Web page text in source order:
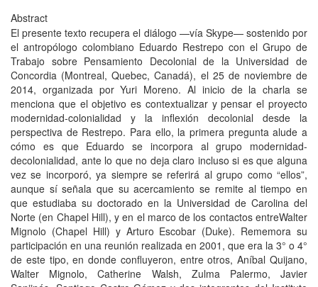
Abstract
El presente texto recupera el diálogo —vía Skype— sostenido por
el antropólogo colombiano Eduardo Restrepo con el Grupo de
Trabajo sobre Pensamiento Decolonial de la Universidad de
Concordia (Montreal, Quebec, Canadá), el 25 de noviembre de
2014, organizada por Yuri Moreno. Al inicio de la charla se
menciona que el objetivo es contextualizar y pensar el proyecto
modernidad-colonialidad y la inflexión decolonial desde la
perspectiva de Restrepo. Para ello, la primera pregunta alude a
cómo es que Eduardo se incorpora al grupo modernidad-
decolonialidad, ante lo que no deja claro incluso si es que alguna
vez se incorporó, ya siempre se referirá al grupo como “ellos”,
aunque sí señala que su acercamiento se remite al tiempo en
que estudiaba su doctorado en la Universidad de Carolina del
Norte (en Chapel Hill), y en el marco de los contactos entreWalter
Mignolo (Chapel Hill) y Arturo Escobar (Duke). Rememora su
participación en una reunión realizada en 2001, que era la 3° o 4°
de este tipo, en donde confluyeron, entre otros, Aníbal Quijano,
Walter Mignolo, Catherine Walsh, Zulma Palermo, Javier